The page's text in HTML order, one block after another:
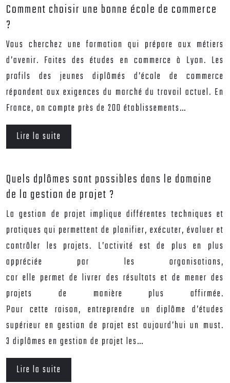
Comment choisir une bonne école de commerce
?
Vous cherchez une formation qui prépare aux métiers
d’avenir. Faites des études en commerce à Lyon. Les
profils des jeunes diplômés d’école de commerce
répondent aux exigences du marché du travail actuel. En
France, on compte près de 200 établissements…
Lire la suite
Quels dplômes sont possibles dans le domaine
de la gestion de projet ?
La gestion de projet implique différentes techniques et
pratiques qui permettent de planifier, exécuter, évaluer et
contrôler les projets. L’activité est de plus en plus
appréciée par les organisations,
car elle permet de livrer des résultats et de mener des
projets de manière plus affirmée.
Pour cette raison, entreprendre un diplôme d’études
supérieur en gestion de projet est aujourd’hui un must.
3 diplômes en gestion de projet les…
Lire la suite